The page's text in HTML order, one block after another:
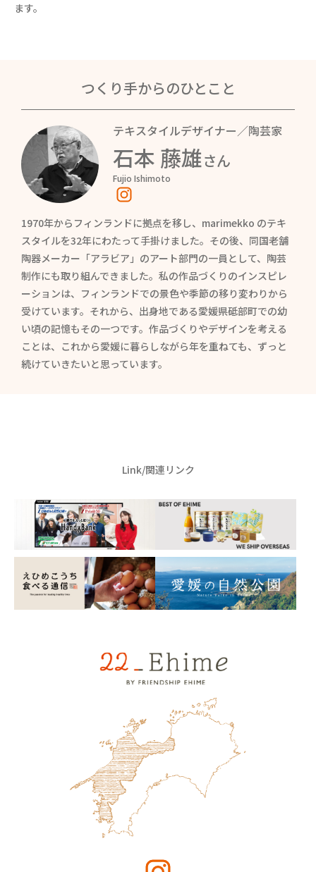
ます。
つくり手からのひとこと
テキスタイルデザイナー／陶芸家
石本 藤雄さん
Fujio Ishimoto
1970年からフィンランドに拠点を移し、marimekko のテキ
スタイルを32年にわたって手掛けました。その後、同国老舗
陶器メーカー「アラビア」のアート部門の一員として、陶芸
制作にも取り組んできました。私の作品づくりのインスピレ
ーションは、フィンランドでの景色や季節の移り変わりから
受けています。それから、出身地である愛媛県砥部町での幼
い頃の記憶もその一つです。作品づくりやデザインを考える
ことは、これから愛媛に暮らしながら年を重ねても、ずっと
続けていきたいと思っています。
Link/関連リンク